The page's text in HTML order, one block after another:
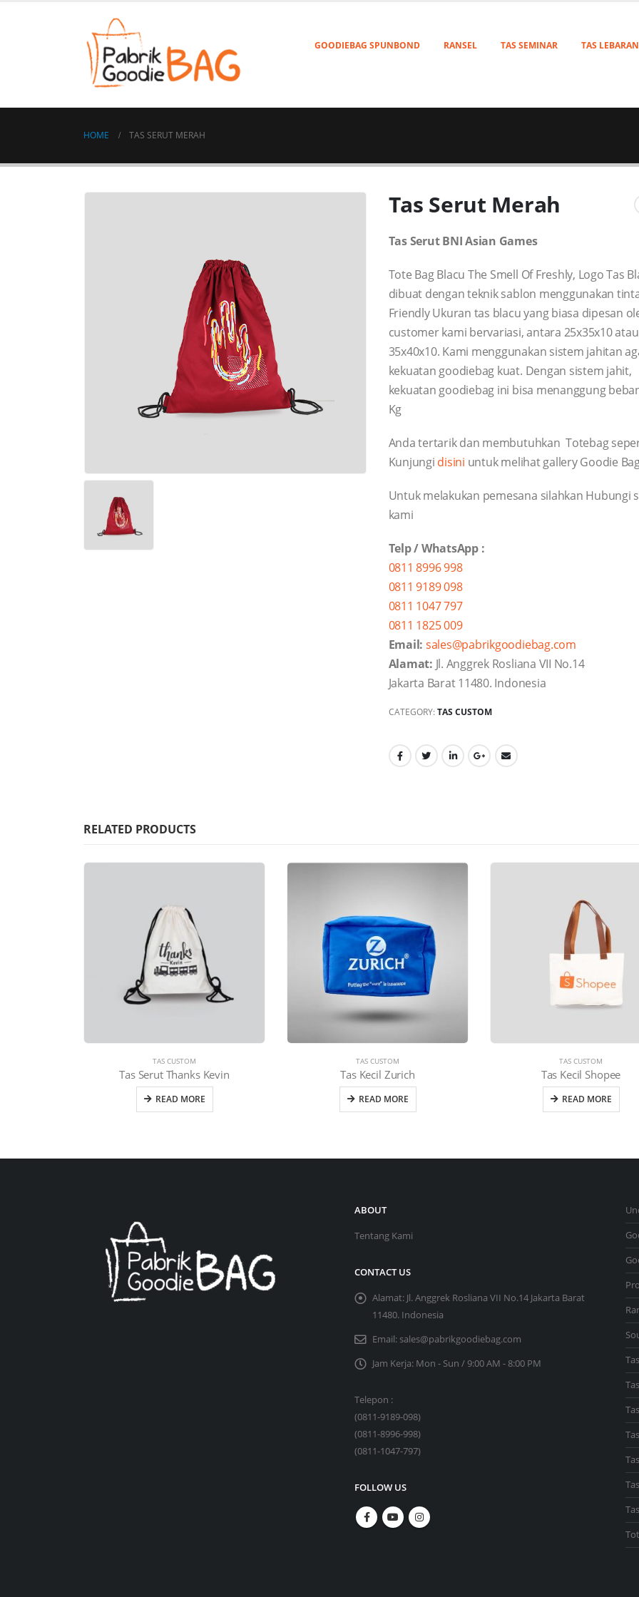
GOODIEBAG SPUNBOND RANSEL TAS SEMINAR TAS LEBARAN
HOME TAS SERUT MERAH
Tas Serut Merah
Tas Serut BNI Asian Games
Tote Bag Blacu The Smell Of Freshly, Logo Tas
dibuat dengan teknik sablon menggunakan
Friendly Ukuran tas blacu yang biasa dipesan
customer kami bervariasi, antara 25x35x10
35x40x10. Kami menggunakan sistem jahitan
kekuatan goodiebag kuat. Dengan sistem jahit,
kekuatan goodiebag ini bisa menanggung
Kg
Anda tertarik dan membutuhkan Totebag
Kunjungi disini untuk melihat gallery Goodie
Untuk melakukan pemesana silahkan Hubungi
kami
Telp / WhatsApp :
0811 8996 998
0811 9189 098
0811 1047 797
0811 1825 009
Email: sales@pabrikgoodiebag.com
Alamat: Jl. Anggrek Rosliana VII No.14
Jakarta Barat 11480. Indonesia
CATEGORY:TAS CUSTOM
RELATED PRODUCTS
TAS CUSTOM
Tas Serut Thanks Kevin
READ MORE
TAS CUSTOM
Tas Kecil Zurich
READ MORE
TAS CUSTOM
Tas Kecil Shopee
READ MORE
ABOUT
Tentang Kami
CONTACT US
Alamat: Jl. Anggrek Rosliana VII No.14 Jakarta Barat
11480. Indonesia
Email:sales@pabrikgoodiebag.com
Jam Kerja: Mon - Sun / 9:00 AM - 8:00 PM
Telepon :
(0811-9189-098)
(0811-8996-998)
(0811-1047-797)
FOLLOW US